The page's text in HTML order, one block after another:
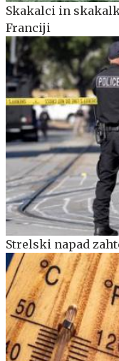
Skakalci in
Franciji
Strelski napad